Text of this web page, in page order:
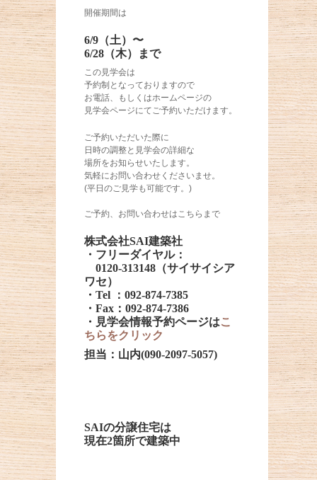
開催期間は
6/9（土）〜
6/28（木）まで
この見学会は
予約制となっておりますので
お電話、もしくはホームページの
見学会ページにてご予約いただけます。
ご予約いただいた際に
日時の調整と見学会の詳細な
場所をお知らせいたします。
気軽にお問い合わせくださいませ。
(平日のご見学も可能です。)
ご予約、お問い合わせはこちらまで
株式会社SAI建築社
・フリーダイヤル：
0120-313148（サイサイシア
ワセ）
・Tel ：092-874-7385
・Fax：092-874-7386
・見学会情報予約ページはこ
ちらをクリック
担当：山内(090-2097-5057)
SAIの分譲住宅は
現在2箇所で建築中